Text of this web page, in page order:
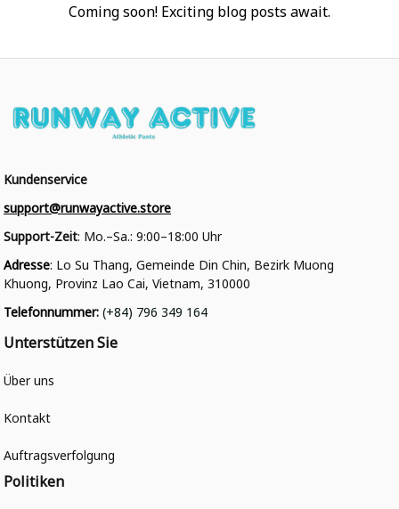
Coming soon! Exciting blog posts await.
Kundenservice
support@runwayactive.store
Support-Zeit: Mo.–Sa.: 9:00–18:00 Uhr
Adresse: Lo Su Thang, Gemeinde Din Chin, Bezirk Muong
Khuong, Provinz Lao Cai, Vietnam, 310000
Telefonnummer: (+84) 796 349 164
Unterstützen Sie
Über uns
Kontakt
Auftragsverfolgung
Politiken